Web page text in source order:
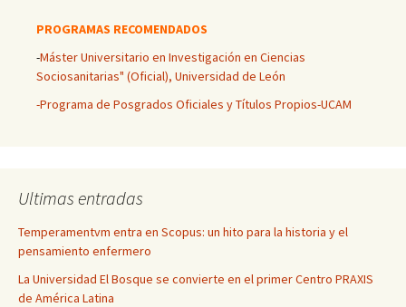
PROGRAMAS RECOMENDADOS
-Máster Universitario en Investigación en Ciencias
Sociosanitarias" (Oficial), Universidad de León
-Programa de Posgrados Oficiales y Títulos Propios-UCAM
Ultimas entradas
Temperamentvm entra en Scopus: un hito para la historia y el
pensamiento enfermero
La Universidad El Bosque se convierte en el primer Centro PRAXIS
de América Latina